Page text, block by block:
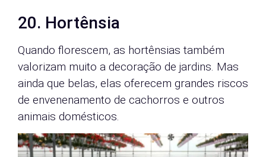
20. Hortênsia
Quando florescem, as hortênsias também
valorizam muito a decoração de jardins. Mas
ainda que belas, elas oferecem grandes riscos
de envenenamento de cachorros e outros
animais domésticos.